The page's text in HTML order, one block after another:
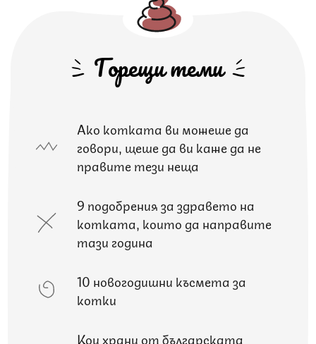
Горещи теми
Ако котката ви можеше да
говори, щеше да ви каже да не
правите тези неща
9 подобрения за здравето на
котката, които да направите
тази година
10 новогодишни късмета за
котки
Кои храни от българската